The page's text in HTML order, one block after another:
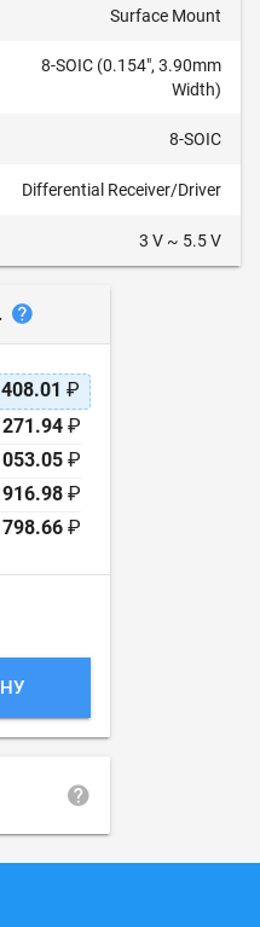
Surface Mount
8-SOIC (0.154", 3.90mm
Width)
8-SOIC
Differential Receiver/Driver
3 V ~ 5.5 V
₽
₽
₽
916.98 ₽
798.66 ₽